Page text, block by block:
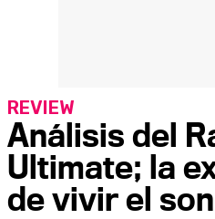
Análisis del
Ultimate; la
de vivir el
REVIEW